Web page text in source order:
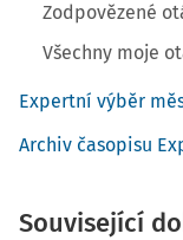
Zodpovězené
Všechny moje
Expertní výběr
Archiv časopisu
Související